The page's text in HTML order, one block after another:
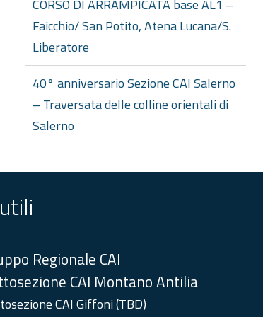
CORSO DI ARRAMPICATA base AL1 –
Faicchio/ San Potito, Atena Lucana/S.
Liberatore
40° anniversario Sezione CAI Salerno
– Traversata delle colline orientali di
Salerno
Regionale CAI
CAI Montano Antilia
CAI Giffoni (TBD)